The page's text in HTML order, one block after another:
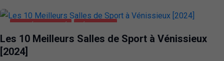
SANTÉ ET BEAUTÉ VÉNISSIEUX
Les 10 Meilleurs Salles de Sport à Vénissieux
[2024]